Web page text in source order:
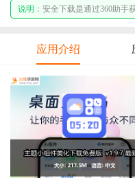
说明： 安全下载是通过360助手
应用介绍